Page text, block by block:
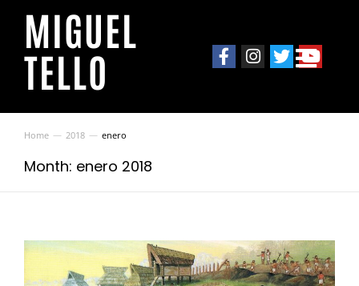
MIGUEL
TELLO
You are here:
Home 2018 enero
Month: enero 2018